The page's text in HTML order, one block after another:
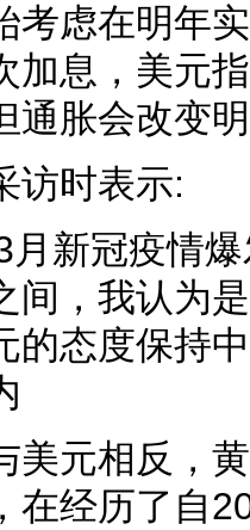
考虑在明年
加息，美元
通胀会改变
访时表示:
月新冠疫情
间，我认为
的态度保持
美元相反，
在经历了自